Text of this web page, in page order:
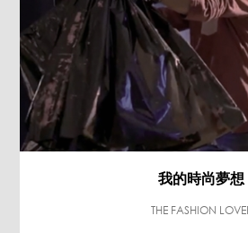
我的時尚夢想
THE FASHION